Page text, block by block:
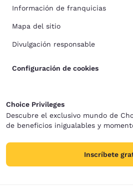
Información de franquicias
Mapa del sitio
Divulgación responsable
Configuración de cookies
Choice Privileges
Descubre el exclusivo mundo de
de beneficios inigualables y
Inscríbete